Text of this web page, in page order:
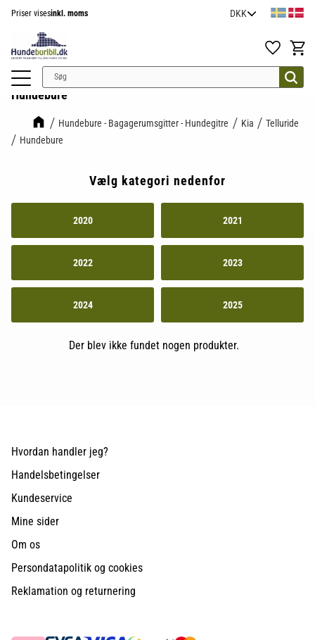
Priser visesinkl. moms
Favoritter
Hundebure
Hundebure - Bagagerumsgitter - Hundegitre Kia
Telluride
Hundebure
Vælg kategori nedenfor
2020 2021
2022 2023
2024 2025
Der blev ikke fundet nogen produkter.
Hvordan handler jeg?
Handelsbetingelser
Kundeservice
Mine sider
Om os
Persondatapolitik og cookies
Reklamation og returnering